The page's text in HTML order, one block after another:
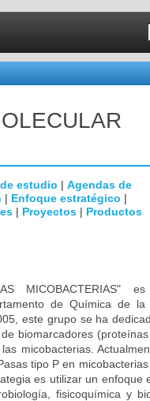
estudio | Agendas de
| Enfoque estratégico |
| Proyectos | Productos
MICOBACTERIAS"
de Química de la
este grupo se ha
biomarcadores
micobacterias.
tipo P en
es utilizar un enfoque
fisicoquímica y